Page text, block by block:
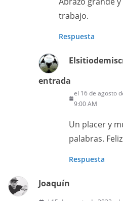
trabajo.
Respuesta
entrada
el 16 de agosto
9:00 AM
Un placer y
palabras.
Respuesta
Joaquín